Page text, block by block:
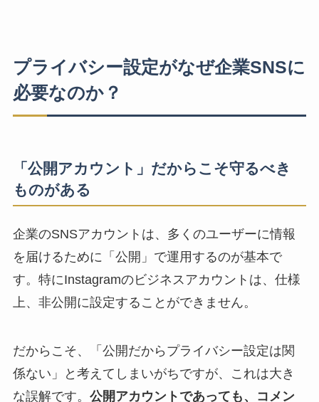
プライバシー設定がなぜ企業SNSに
必要なのか？
「公開アカウント」だからこそ守るべき
ものがある
企業のSNSアカウントは、多くのユーザーに情報
を届けるために「公開」で運用するのが基本で
す。特にInstagramのビジネスアカウントは、仕様
上、非公開に設定することができません。
だからこそ、「公開だからプライバシー設定は関
係ない」と考えてしまいがちですが、これは大き
な誤解です。 公開アカウントであっても、コメン